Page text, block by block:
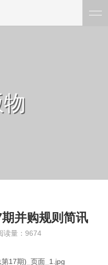
并购规则简讯
读量：9674